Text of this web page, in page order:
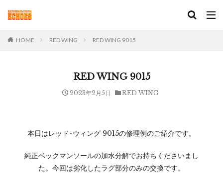
HOME RED WING RED WING 9015
RED WING 9015
2023年2月5日 RED WING
本日はレッド･ウィング 9015の修理例のご紹介です。
純正ベックマンソールの加水分解でお持ちくださいまし
た。今回は劣化したラグ部分のみの交換です。